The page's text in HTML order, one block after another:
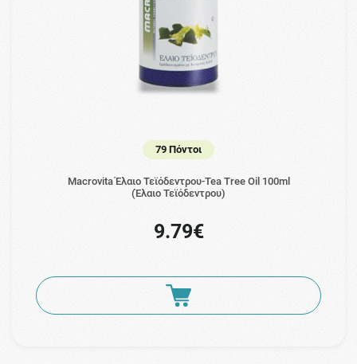
79 Πόντοι
Macrovita Έλαιο Τεϊόδεντρου-Tea Tree Oil 100ml
(Έλαιο Τεϊόδεντρου)
9.79€